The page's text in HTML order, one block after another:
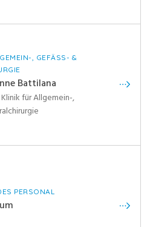
, GEFÄSS- &
Battilana
für Allgemein-,
PERSONAL